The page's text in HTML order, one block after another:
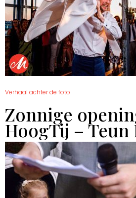
Verhaal achter de foto
Zonnige
HoogTij – Teun